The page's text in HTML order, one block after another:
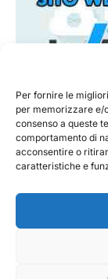
Per fornire le
per memorizzare e/
consenso a queste
comportamento di
acconsentire o
caratteristiche e
@